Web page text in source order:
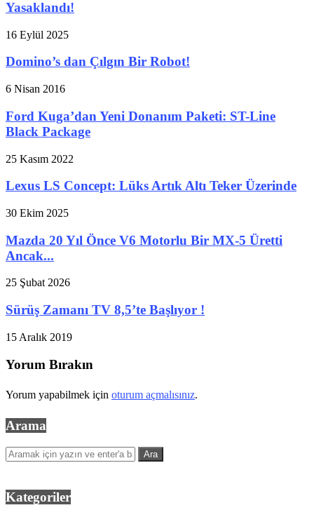
Yasaklandı!
16 Eylül 2025
Domino’s dan Çılgın Bir Robot!
6 Nisan 2016
Ford Kuga’dan Yeni Donanım Paketi: ST-Line
Black Package
25 Kasım 2022
Lexus LS Concept: Lüks Artık Altı Teker Üzerinde
30 Ekim 2025
Mazda 20 Yıl Önce V6 Motorlu Bir MX-5 Üretti
Ancak...
25 Şubat 2026
Sürüş Zamanı TV 8,5’te Başlıyor !
15 Aralık 2019
Yorum Bırakın
Yorum yapabilmek için oturum açmalısınız.
Arama
Kategoriler